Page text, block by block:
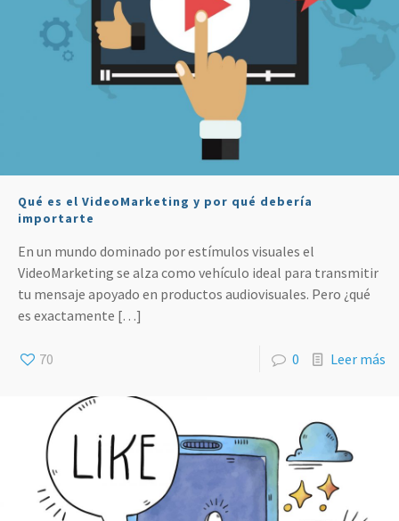
Qué es el VideoMarketing y por qué debería
importarte
En un mundo dominado por estímulos visuales el
VideoMarketing se alza como vehículo ideal para transmitir
tu mensaje apoyado en productos audiovisuales. Pero ¿qué
es exactamente […]
70 0 Leer más